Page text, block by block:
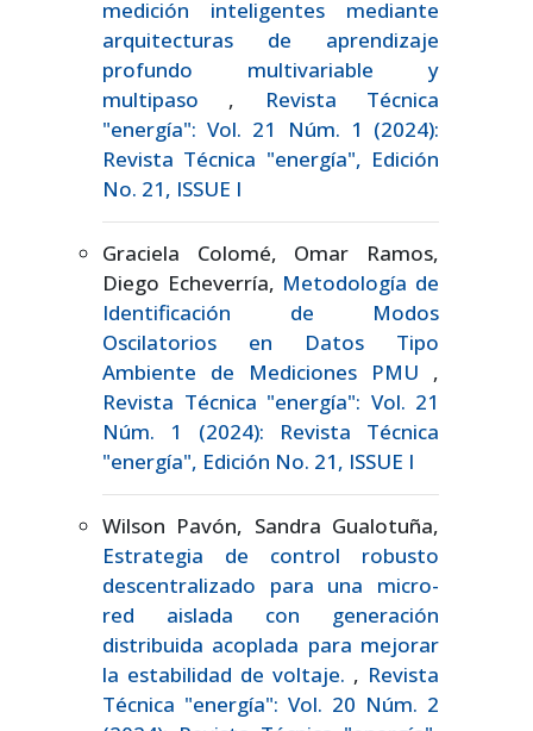
medición inteligentes mediante
arquitecturas de aprendizaje
profundo multivariable y
multipaso ,
Revista Técnica
"energía": Vol. 21 Núm. 1 (2024):
Revista Técnica "energía", Edición
No. 21, ISSUE I
Graciela Colomé, Omar Ramos,
Diego Echeverría, Metodología de
Identificación de Modos
Oscilatorios en Datos Tipo
Ambiente de Mediciones PMU ,
Revista Técnica "energía": Vol. 21
Núm. 1 (2024): Revista Técnica
"energía", Edición No. 21, ISSUE I
Wilson Pavón, Sandra Gualotuña,
Estrategia de control robusto
descentralizado para una micro-
red aislada con generación
distribuida acoplada para mejorar
la estabilidad de voltaje. , Revista
Técnica "energía": Vol. 20 Núm. 2